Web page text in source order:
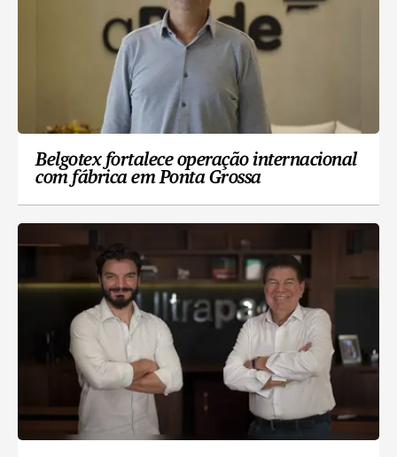
Belgotex fortalece operação internacional
com fábrica em Ponta Grossa